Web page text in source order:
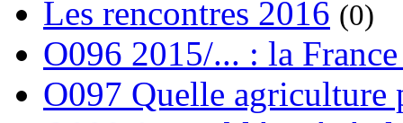
Les rencontres 2016 (0)
O096 2015/... : la
O097 Quelle agriculture